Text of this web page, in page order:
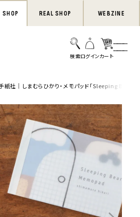
SHOP REAL SHOP WEBZINE
紙社｜しまむらひかり・メモパッド「Sleeping Bear